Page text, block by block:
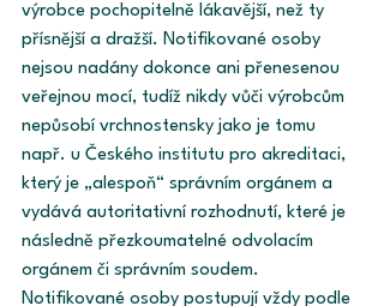
výrobce pochopitelně lákavější, než ty
přísnější a dražší. Notifikované osoby
nejsou nadány dokonce ani přenesenou
veřejnou mocí, tudíž nikdy vůči výrobcům
nepůsobí vrchnostensky jako je tomu
např. u Českého institutu pro akreditaci,
který je „alespoň“ správním orgánem a
vydává autoritativní rozhodnutí, které je
následně přezkoumatelné odvolacím
orgánem či správním soudem.
Notifikované osoby postupují vždy podle